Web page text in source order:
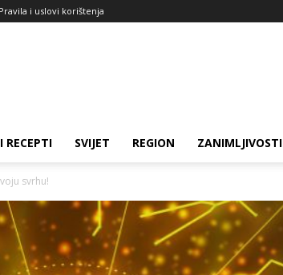
Pravila i uslovi korištenja
RECEPTI SVIJET REGION ZANIMLJIVOSTI
svrhu!